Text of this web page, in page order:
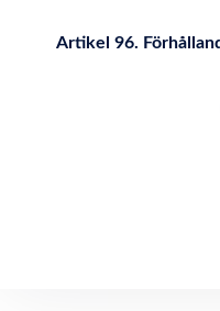
Artikel 96.